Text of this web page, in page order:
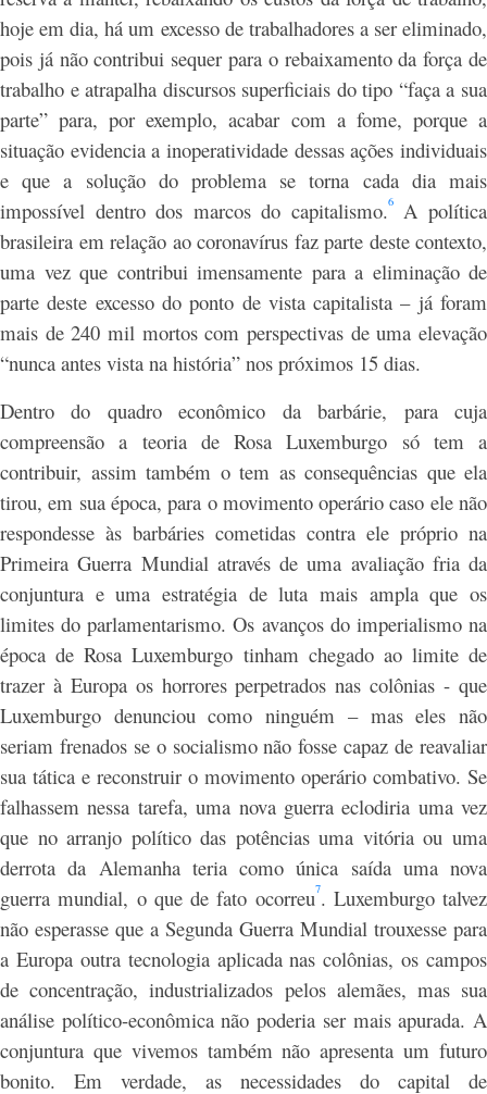
hoje em dia, há um excesso de trabalhadores a ser eliminado,
pois já não contribui sequer para o rebaixamento da força de
trabalho e atrapalha discursos superficiais do tipo “faça a sua
parte” para, por exemplo, acabar com a fome, porque a
situação evidencia a inoperatividade dessas ações individuais
e que a solução do problema se torna cada dia mais
impossível dentro dos marcos do capitalismo.6A política
brasileira em relação ao coronavírus faz parte deste contexto,
uma vez que contribui imensamente para a eliminação de
parte deste excesso do ponto de vista capitalista – já foram
mais de 240 mil mortos com perspectivas de uma elevação
“nunca antes vista na história” nos próximos 15 dias.
Dentro do quadro econômico da barbárie, para cuja
compreensão a teoria de Rosa Luxemburgo só tem a
contribuir, assim também o tem as consequências que ela
tirou, em sua época, para o movimento operário caso ele não
respondesse às barbáries cometidas contra ele próprio na
Primeira Guerra Mundial através de uma avaliação fria da
conjuntura e uma estratégia de luta mais ampla que os
limites do parlamentarismo. Os avanços do imperialismo na
época de Rosa Luxemburgo tinham chegado ao limite de
trazer à Europa os horrores perpetrados nas colônias - que
Luxemburgo denunciou como ninguém – mas eles não
seriam frenados se o socialismo não fosse capaz de reavaliar
sua tática e reconstruir o movimento operário combativo. Se
falhassem nessa tarefa, uma nova guerra eclodiria uma vez
que no arranjo político das potências uma vitória ou uma
derrota da Alemanha teria como única saída uma nova
guerra mundial, o que de fato ocorreu7. Luxemburgo talvez
não esperasse que a Segunda Guerra Mundial trouxesse para
a Europa outra tecnologia aplicada nas colônias, os campos
de concentração, industrializados pelos alemães, mas sua
análise político-econômica não poderia ser mais apurada. A
conjuntura que vivemos também não apresenta um futuro
bonito. Em verdade, as necessidades do capital de